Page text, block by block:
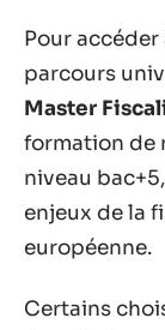
Pour
parcours
Master
formation de
niveau
enjeux de la
européenne.
Certains